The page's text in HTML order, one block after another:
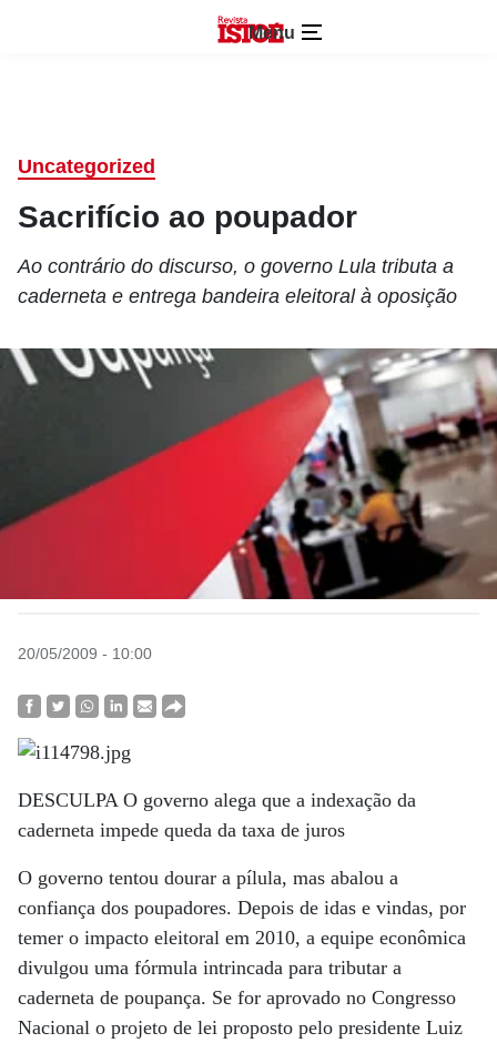
Menu
Uncategorized
Sacrifício ao poupador
Ao contrário do discurso, o governo Lula tributa a
caderneta e entrega bandeira eleitoral à oposição
20/05/2009 - 10:00
DESCULPA O governo alega que a indexação da
caderneta impede queda da taxa de juros
O governo tentou dourar a pílula, mas abalou a
confiança dos poupadores. Depois de idas e vindas, por
temer o impacto eleitoral em 2010, a equipe econômica
divulgou uma fórmula intrincada para tributar a
caderneta de poupança. Se for aprovado no Congresso
Nacional o projeto de lei proposto pelo presidente Luiz